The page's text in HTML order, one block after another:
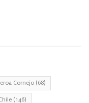
Cornejo (68)
(146)